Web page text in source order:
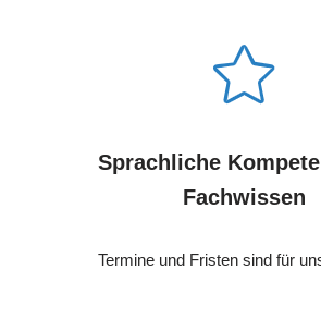
Sprachliche
Fachwissen
Termine und Fristen sind für